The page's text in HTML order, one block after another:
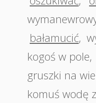
bałamucić,
kogoś w pole,
gruszki na
komuś wodę